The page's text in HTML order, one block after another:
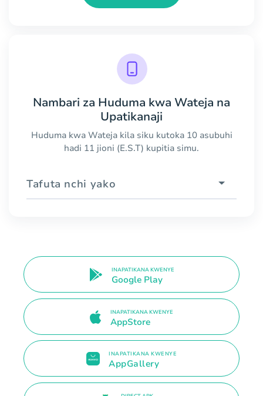
Nambari za Huduma kwa Wateja na
Upatikanaji
Huduma kwa Wateja kila siku kutoka 10 asubuhi
hadi 11 jioni (E.S.T) kupitia simu.
Tafuta nchi yako
INAPATIKANA KWENYE
Google Play
INAPATIKANA KWENYE
AppStore
INAPATIKANA KWENYE
AppGallery